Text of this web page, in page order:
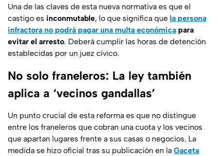
Una de las claves de esta nueva normativa es que el
castigo es inconmutable, lo que significa que la persona
infractora no podrá pagar una multa económica para
evitar el arresto. Deberá cumplir las horas de detención
establecidas por un juez cívico.
No solo franeleros: La ley también
aplica a ‘vecinos gandallas’
Un punto crucial de esta reforma es que no distingue
entre los franeleros que cobran una cuota y los vecinos
que apartan lugares frente a sus casas o negocios. La
medida se hizo oficial tras su publicación en la Gaceta